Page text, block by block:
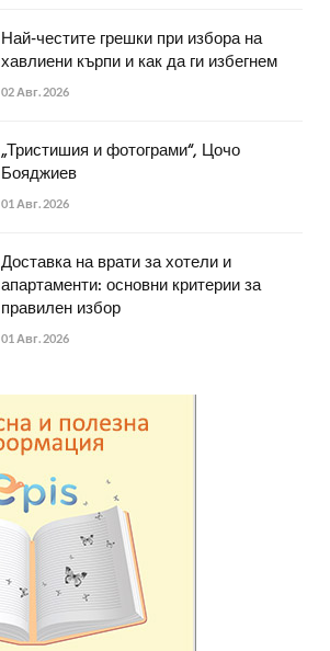
Най-честите грешки при избора на
хавлиени кърпи и как да ги избегнем
02 Авг. 2026
„Тристишия и фотограми“, Цочо
Бояджиев
01 Авг. 2026
Доставка на врати за хотели и
апартаменти: основни критерии за
правилен избор
01 Авг. 2026